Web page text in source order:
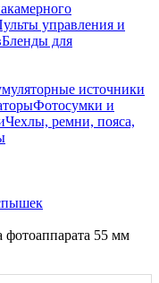
управления и
Бленды для
источники
Фотосумки и
Чехлы, ремни, пояса,
фотоаппарата 55 мм